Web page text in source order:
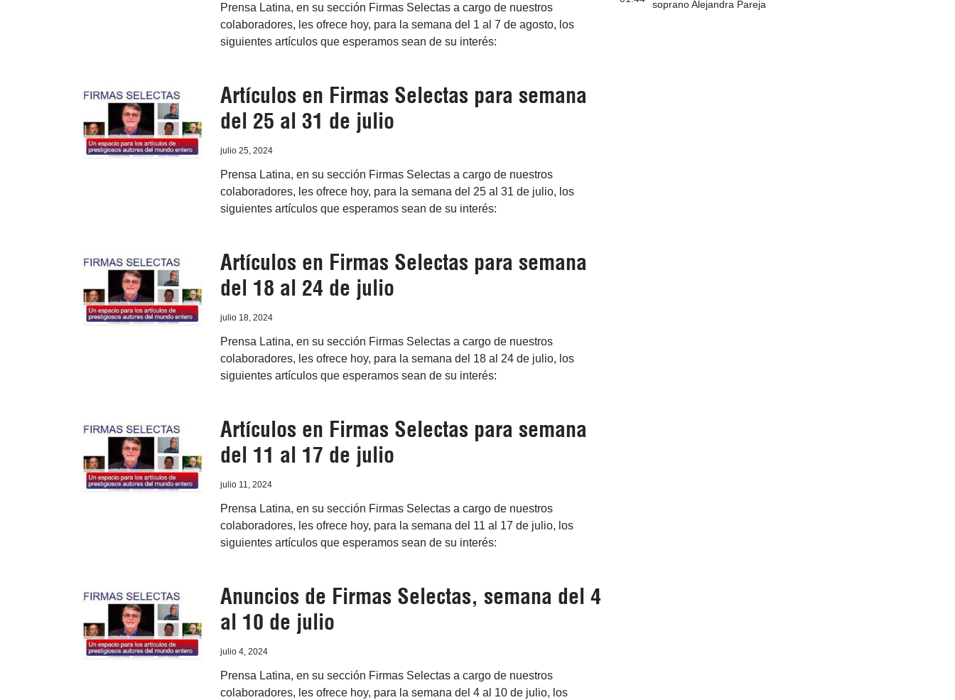
Prensa Latina, en su sección Firmas Selectas a cargo de nuestros
colaboradores, les ofrece hoy, para la semana del 1 al 7 de agosto, los
siguientes artículos que esperamos sean de su interés:
Artículos en Firmas Selectas para semana
del 25 al 31 de julio
julio 25, 2024
Prensa Latina, en su sección Firmas Selectas a cargo de nuestros
colaboradores, les ofrece hoy, para la semana del 25 al 31 de julio, los
siguientes artículos que esperamos sean de su interés:
Artículos en Firmas Selectas para semana
del 18 al 24 de julio
julio 18, 2024
Prensa Latina, en su sección Firmas Selectas a cargo de nuestros
colaboradores, les ofrece hoy, para la semana del 18 al 24 de julio, los
siguientes artículos que esperamos sean de su interés:
Artículos en Firmas Selectas para semana
del 11 al 17 de julio
julio 11, 2024
Prensa Latina, en su sección Firmas Selectas a cargo de nuestros
colaboradores, les ofrece hoy, para la semana del 11 al 17 de julio, los
siguientes artículos que esperamos sean de su interés:
Anuncios de Firmas Selectas, semana del 4
al 10 de julio
julio 4, 2024
Prensa Latina, en su sección Firmas Selectas a cargo de nuestros
colaboradores, les ofrece hoy, para la semana del 4 al 10 de julio, los
soprano Alejandra Pareja